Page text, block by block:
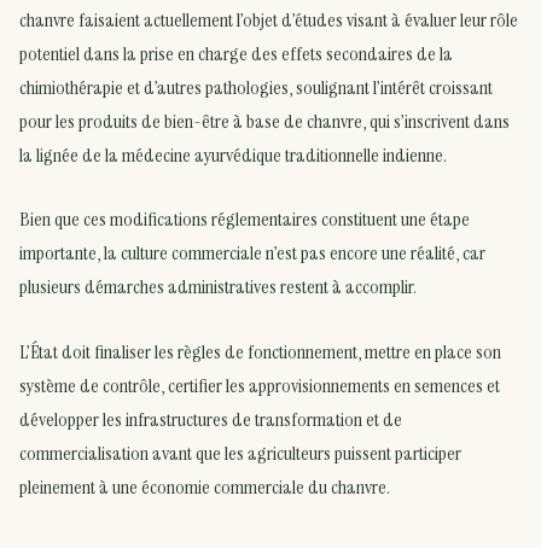
chanvre faisaient actuellement l’objet d’études visant à évaluer leur rôle
potentiel dans la prise en charge des effets secondaires de la
chimiothérapie et d’autres pathologies, soulignant l’intérêt croissant
pour les produits de bien-être à base de chanvre, qui s’inscrivent dans
la lignée de la médecine ayurvédique traditionnelle indienne.
Bien que ces modifications réglementaires constituent une étape
importante, la culture commerciale n’est pas encore une réalité, car
plusieurs démarches administratives restent à accomplir.
L’État doit finaliser les règles de fonctionnement, mettre en place son
système de contrôle, certifier les approvisionnements en semences et
développer les infrastructures de transformation et de
commercialisation avant que les agriculteurs puissent participer
pleinement à une économie commerciale du chanvre.